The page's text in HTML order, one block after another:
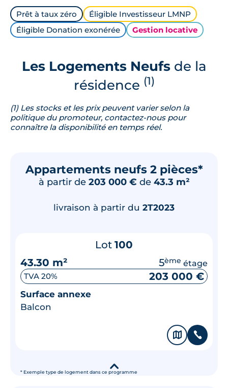
Prêt à taux zéro
Éligible Investisseur LMNP
Éligible Donation exonérée
Gestion locative
Les Logements Neufsde la
résidence (1)
(1) Les stocks et les prix peuvent varier selon la
politique du promoteur, contactez-nous pour
connaître la disponibilité en temps réel.
Appartements neufs 2 pièces*
à partir de 203 000 € de 43.3 m²
* Exemple type de logement dans ce programme
livraison à partir du 2T2023
Lot 100
43.30 m²
5ème étage
TVA 20% 203 000 €
Surface annexe
Balcon
🗞 📞
▾